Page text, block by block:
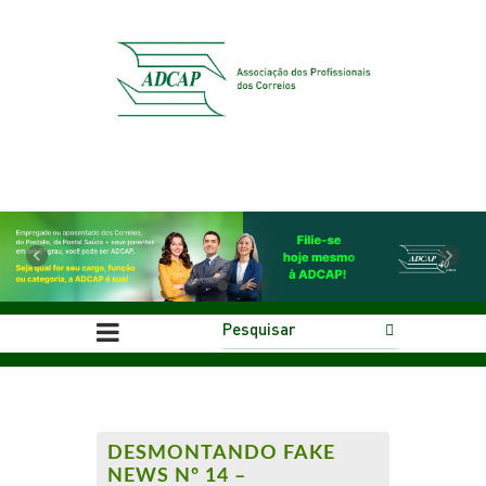
Previous Next
DESMONTANDO FAKE
NEWS Nº 14 –